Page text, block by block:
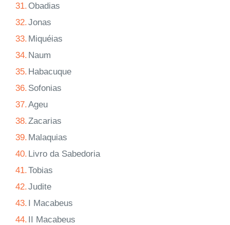
31. Obadias
32.Jonas
33. Miquéias
34. Naum
35. Habacuque
36. Sofonias
37.Ageu
38.Zacarias
39. Malaquias
40. Livro da Sabedoria
41.Tobias
42.Judite
43. I Macabeus
44. II Macabeus